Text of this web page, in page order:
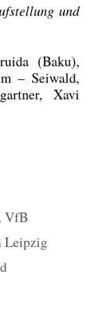
und
(Baku),
– Sei­wald,
Xavi
VfB
Leipzig